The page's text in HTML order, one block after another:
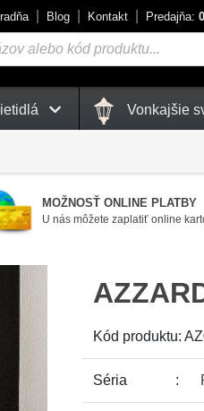
Blog Kontakt Predajňa:
Vonkajšie
MOŽNOSŤ ONLINE PLATBY
U nás môžete zaplatiť online
Kód produktu:
Séria